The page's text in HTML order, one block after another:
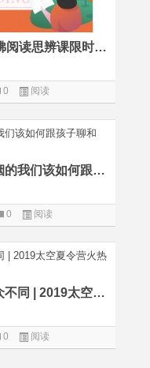
12份超级书单免费领取，哈佛阅读思辨课限时特惠
0 阅读
斯里兰卡爆炸袭击，远离硝烟的我们该如何跟孩子聊和平？
0 阅读
从小向往太空的孩子一定与众不同 | 2019太空夏令营火热报名中
0 阅读